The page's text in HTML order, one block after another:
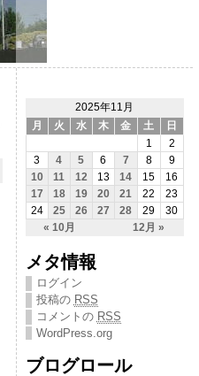
2025年11月
月
火 水 木 金 土 日
« 10月 12月 »
1
2
3
4 5 6 7 8
9
10
11 12 13 14 15
16
17
18 19 20 21 22
23
24
25 26 27 28 29 30
メタ情報
ログイン
投稿の RSS
コメントの RSS
WordPress.org
ブログロール